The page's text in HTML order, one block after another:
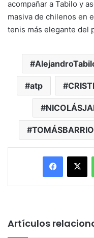
acompañar a Tabilo y
masiva de chilenos en
tenis más elegante del
atp
Facebook
X
Artículos